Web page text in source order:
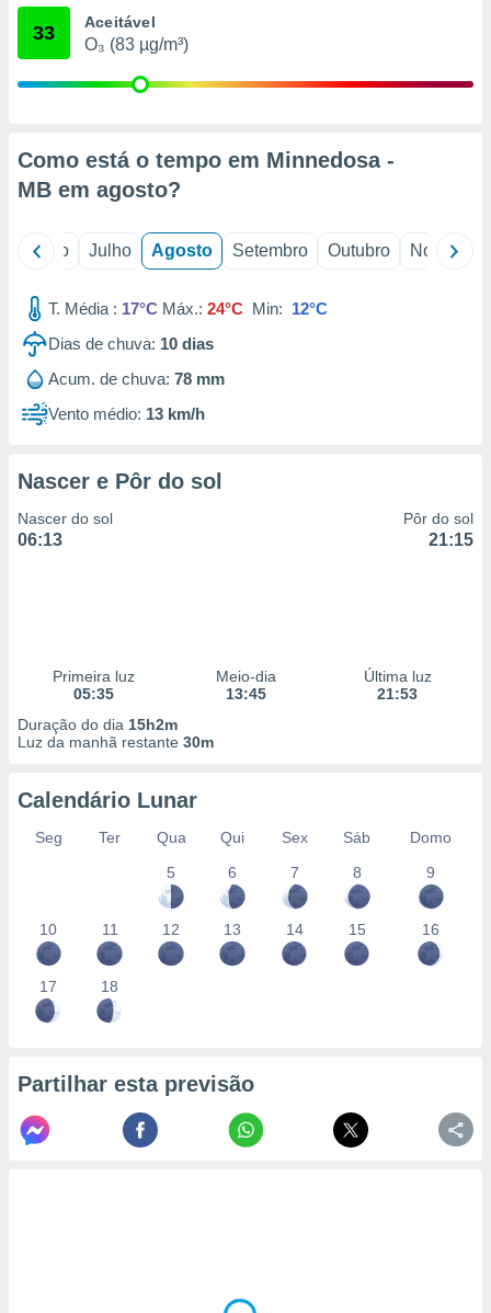
estudos
1199
33 Aceitável
O₃ (83 µg/m³)
Como está o tempo em Minnedosa -
MB em agosto?
Junho Julho Agosto Setembro Outubro Novembro
T. Média : 17°C Máx.: 24°C Min: 12°C
Dias de chuva: 10 dias
Acum. de chuva: 78 mm
Vento médio: 13 km/h
Nascer e Pôr do sol
Nascer do sol
06:13
Pôr do sol
21:15
Primeira luz
05:35
Meio-dia
13:45
Última luz
21:53
Duração do dia 15h2m
Luz da manhã restante 30m
Calendário Lunar
Seg Ter Qua Qui Sex Sáb
Domo
5
6 7 8 9
10 11 12 13 14 15 16
17 18
Partilhar esta previsão